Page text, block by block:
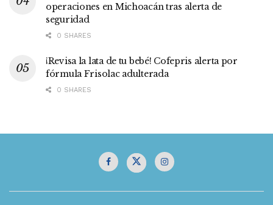
operaciones en Michoacán tras alerta de
seguridad
0 SHARES
¡Revisa la lata de tu bebé! Cofepris alerta por
fórmula Frisolac adulterada
0 SHARES